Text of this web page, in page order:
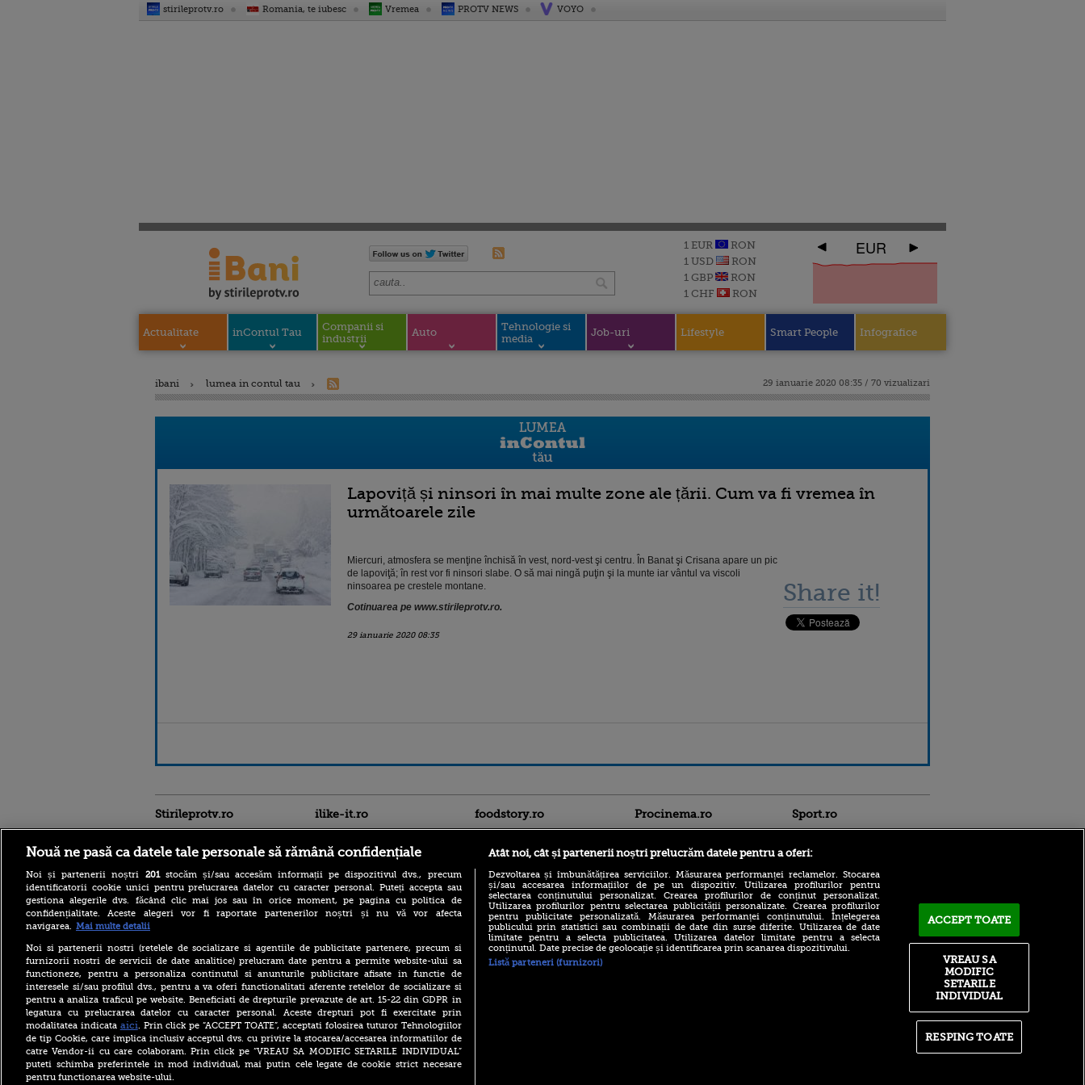
stirileprotv.ro Romania, te iubesc Vremea PROTV NEWS VOYO
1 EUR
RON
1 USD
RON
1 GBP
RON
1 CHF
RON
EUR
Actualitate inContul Tau
Companii si
industrii
Auto
Tehnologie si
media
Job-uri Lifestyle Smart People Infografice
ibani lumea in contul tau 29 ianuarie 2020 08:35 / 70 vizualizari
Lapoviță și ninsori în mai multe zone ale țării. Cum va fi vremea în
următoarele zile
Miercuri, atmosfera se menţine închisă în vest, nord-vest şi centru. În Banat şi Crisana apare un pic
de lapoviţă; în rest vor fi ninsori slabe. O să mai ningă puţin şi la munte iar vântul va viscoli
ninsoarea pe crestele montane.
Cotinuarea pe www.stirileprotv.ro.
29 ianuarie 2020 08:35
Share it!
Stirileprotv.ro
apartament dintr-un bloc
din Oradea. Proprietara a
fost găsită moartă de către
pompieri
Cod galben de inundații în
România. Mai multe râuri
pot avea creșteri rapide ale
debitelor
Alertă în Bulgaria: O dronă
dinspre România a explodat
lângă un gazoduct.
ilike-it.ro foodstory.ro
(P) Descoperă Lumea
Evenimentelor din România
cu Transilvania Events!
Procinema.ro
Nikolaj Coster-Waldau din
Urzeala Tronurilor și
Sport.ro
Victor Angelescu a văzut
faza controversată din UTA
Arad - Rapid și a dat
verdictul: „Nu sunt frustrat”
Nouă ne pasă ca datele tale personale să rămână confidențiale
Noi și partenerii noștri 201stocăm și/sau accesăm informații pe dispozitivul dvs., precum
identificatorii cookie unici pentru prelucrarea datelor cu caracter personal. Puteți accepta sau
gestiona alegerile dvs. făcând clic mai jos sau în orice moment, pe pagina cu politica de
confidențialitate. Aceste alegeri vor fi raportate partenerilor noștri și nu vă vor afecta
navigarea. Mai multe detalii
Noi si partenerii nostri (retelele de socializare si agentiile de publicitate partenere, precum si
furnizorii nostri de servicii de date analitice) prelucram date pentru a permite website-ului sa
functioneze, pentru a personaliza continutul si anunturile publicitare afisate in functie de
interesele si/sau profilul dvs., pentru a va oferi functionalitati aferente retelelor de socializare si
pentru a analiza traficul pe website. Beneficiati de drepturile prevazute de art. 15-22 din GDPR in
legatura cu prelucrarea datelor cu caracter personal. Aceste drepturi pot fi exercitate prin
modalitatea indicata aici. Prin click pe “ACCEPT TOATE”, acceptati folosirea tuturor Tehnologiilor
de tip Cookie, care implica inclusiv acceptul dvs. cu privire la stocarea/accesarea informatiilor de
catre Vendor-ii cu care colaboram. Prin click pe “VREAU SA MODIFIC SETARILE INDIVIDUAL”
puteti schimba preferintele in mod individual, mai putin cele legate de cookie strict necesare
pentru functionarea website-ului.
Atât noi, cât și partenerii noștri prelucrăm datele pentru a oferi:
Dezvoltarea și îmbunătățirea serviciilor. Măsurarea performanței reclamelor. Stocarea
și/sau accesarea informațiilor de pe un dispozitiv. Utilizarea profilurilor pentru
selectarea conținutului personalizat. Crearea profilurilor de conținut personalizat.
Utilizarea profilurilor pentru selectarea publicității personalizate. Crearea profilurilor
pentru publicitate personalizată. Măsurarea performanței conținutului. Înțelegerea
publicului prin statistici sau combinații de date din surse diferite. Utilizarea de date
limitate pentru a selecta publicitatea. Utilizarea datelor limitate pentru a selecta
conținutul. Date precise de geolocație și identificarea prin scanarea dispozitivului.
Listă parteneri (furnizori)
ACCEPT TOATE
RESPING TOATE
VREAU SA
MODIFIC
SETARILE
INDIVIDUAL